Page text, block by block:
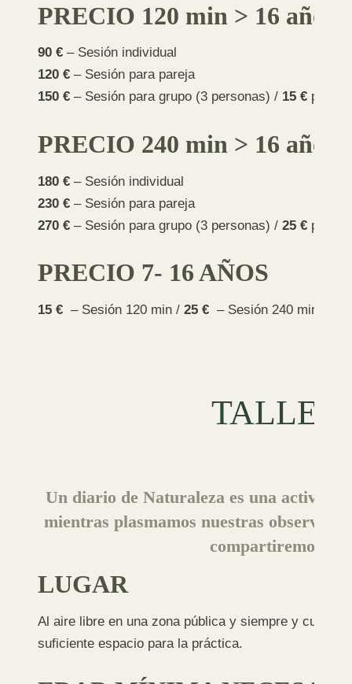
PRECIO 120 min > 16 años
90 €– Sesión individual
120 €– Sesión para pareja
150 €– Sesión para grupo (3 personas) / 15 €
PRECIO 240 min > 16 años
180 €– Sesión individual
230 €– Sesión para pareja
270 €– Sesión para grupo (3 personas) / 25 €
PRECIO 7- 16 AÑOS
15 € – Sesión 120 min / 25 € – Sesión 240 min.
TALLER
Un diario de Naturaleza es una
mientras plasmamos nuestras
compartiremos
LUGAR
Al aire libre en una zona pública y siempre y
suficiente espacio para la práctica.